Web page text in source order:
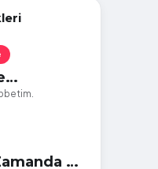
-1-
Bir